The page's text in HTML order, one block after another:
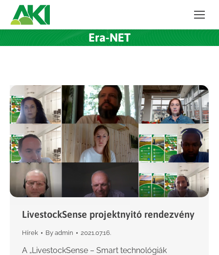
Era-NET
LivestockSense projektnyitó rendezvény
Hírek By admin 2021.07.16.
A „LivestockSense – Smart technológiák